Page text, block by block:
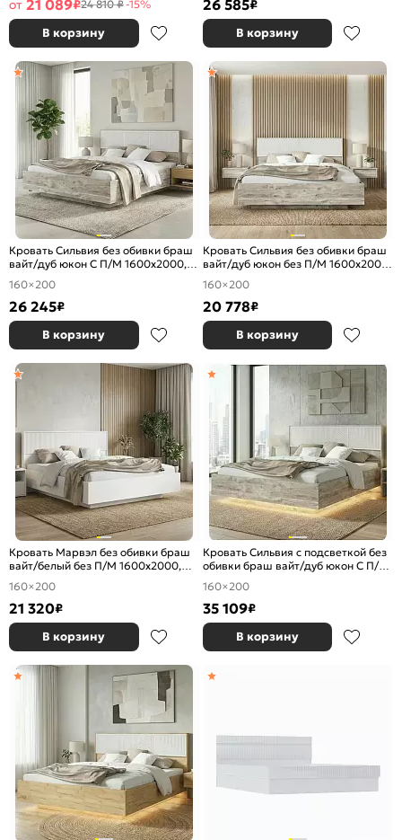
от 21 089₽24 810 ₽-15%
В корзину
26 585₽
В корзину
Кровать Сильвия без обивки браш
вайт/дуб юкон С П/М 1600x2000,
ортопедическое основание,
изголовье жесткое
160×200
26 245₽
В корзину
Кровать Сильвия без обивки браш
вайт/дуб юкон без П/М 1600x2000,
ортопедическое основание,
изголовье жесткое
160×200
20 778₽
В корзину
Кровать Марвэл без обивки браш
вайт/белый без П/М 1600x2000,
ортопедическое основание,
изголовье жесткое
160×200
21 320₽
В корзину
Кровать Сильвия с подсветкой без
обивки браш вайт/дуб юкон С П/М
1600x2000, ортопедическое
основание, изголовье жесткое
160×200
35 109₽
В корзину